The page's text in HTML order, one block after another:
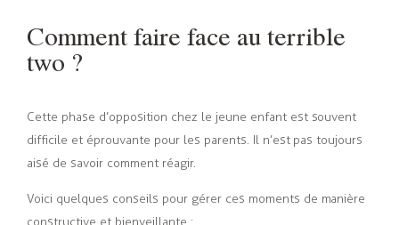
Comment faire face au terrible
two ?
Cette phase d’opposition chez le jeune enfant est souvent
difficile et éprouvante pour les parents. Il n’est pas toujours
aisé de savoir comment réagir.
Voici quelques conseils pour gérer ces moments de manière